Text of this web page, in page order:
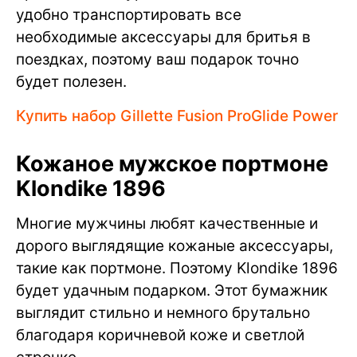
удобно транспортировать все
необходимые аксессуары для бритья в
поездках, поэтому ваш подарок точно
будет полезен.
Купить набор Gillette Fusion ProGlide Power
Кожаное мужское портмоне
Klondike 1896
Многие мужчины любят качественные и
дорого выглядящие кожаные аксессуары,
такие как портмоне. Поэтому Klondike 1896
будет удачным подарком. Этот бумажник
выглядит стильно и немного брутально
благодаря коричневой коже и светлой